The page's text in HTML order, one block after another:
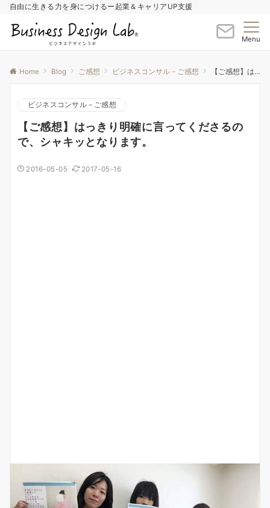
自由に生きる力を身につけるー起業＆キャリアUP支援
Menu
Home Blog ご感想 ビジネスコンサル－ご感想 【ご感想】はっきり明確に言ってくださるので、シャキッとなります。
ビジネスコンサル－ご感想
【ご感想】はっきり明確に言ってくださるの
で、シャキッとなります。
2016-05-05 2017-05-16